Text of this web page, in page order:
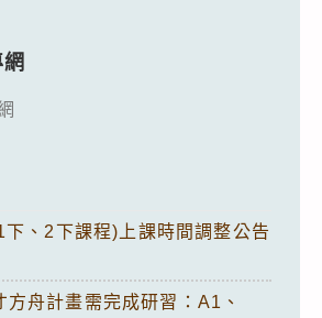
、2下課程)上課時間調整公告
舟計畫需完成研習：A1、